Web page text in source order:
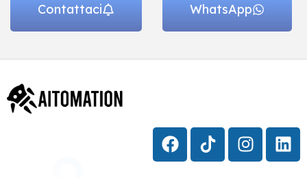
Contattaci WhatsApp